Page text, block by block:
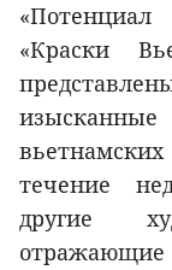
«Краски
течение
другие